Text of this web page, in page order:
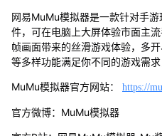
网易MuMu模拟器是一款针对手
件，可在电脑上大屏体验市面主
帧画面带来的丝滑游戏体验，多
等多样功能满足你不同的游戏需
MuMu模拟器官方网站： https://
官方微博：MuMu模拟器